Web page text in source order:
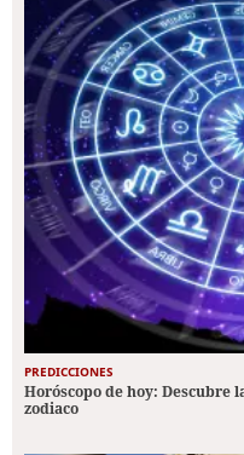
PREDICCIONES
Horóscopo de hoy: Descubre
zodiaco